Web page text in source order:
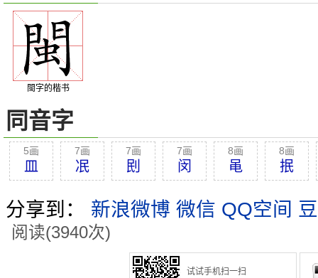
閩字的楷书
同音字
5画
皿
7画
冺
7画
刡
7画
闵
8画
黾
8画
抿
分享到： 新浪微博 微信 QQ空间
阅读(3940次)
试试手机扫一扫